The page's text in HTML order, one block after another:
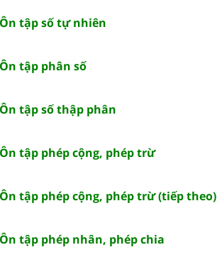
tập số tự nhiên
tập phân số
tập số thập phân
tập phép cộng, phép trừ
tập phép cộng, phép trừ (tiếp theo)
tập phép nhân, phép chia